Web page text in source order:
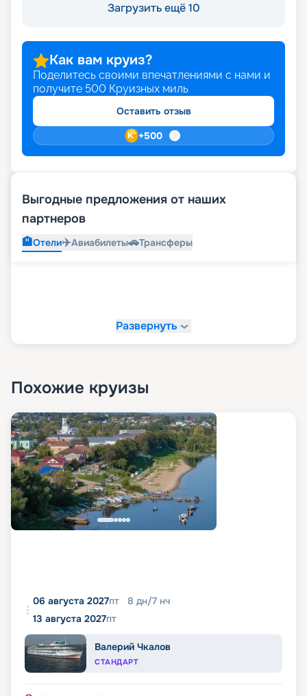
Загрузить ещё 10
Как вам круиз?
Поделитесь своими впечатлениями с нами и
получите 500 Круизных миль
Оставить отзыв
+500
Выгодные предложения от наших
партнеров
🏨Отели✈️Авиабилеты🚗Трансферы
Развернуть
Похожие круизы
06 августа 2027пт 8 дн/7 нч
13 августа 2027пт
Валерий Чкалов
СТАНДАРТ